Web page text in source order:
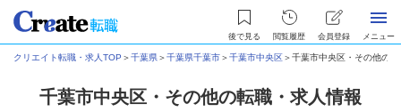
後で見る 閲覧履歴 会員登録 メニュー
クリエイト転職・求人TOP ＞千葉県＞千葉県千葉市＞千葉市中央区＞千葉市中央区・その他の
千葉市中央区・その他の転職・求人情報